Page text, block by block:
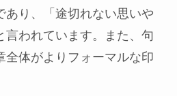
あり、「途切れない思いや
言われています。また、句
全体がよりフォーマルな印